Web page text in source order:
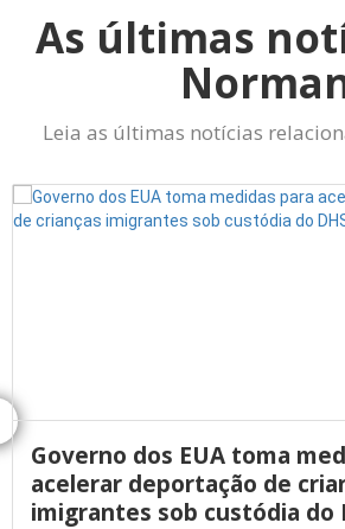
As últimas
Leia as últimas notícias
Governo dos EUA toma
acelerar deportação de
imigrantes sob custódia do